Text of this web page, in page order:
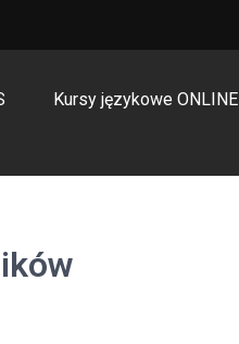
Kursy językowe ONLINE